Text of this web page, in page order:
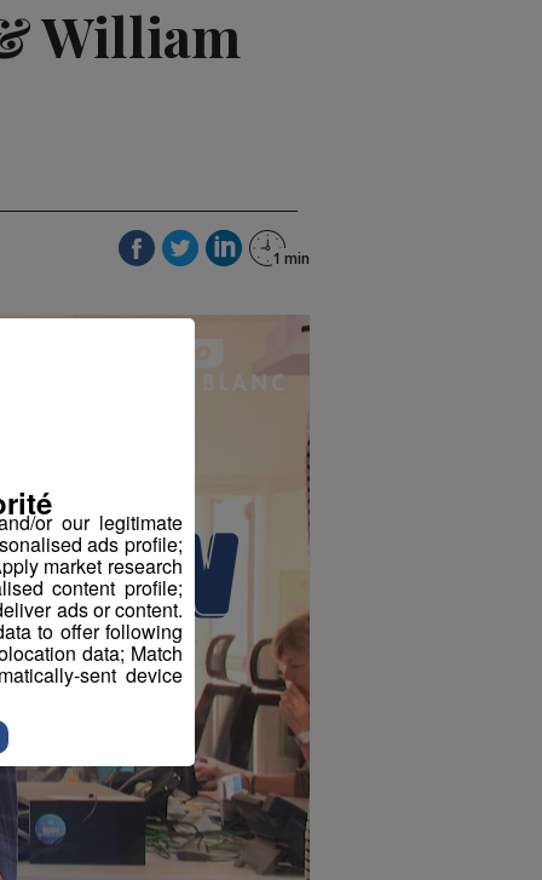
William
or our legitimate
ads profile;
market research
content profile;
ads or content.
to offer following
data; Match
sent device